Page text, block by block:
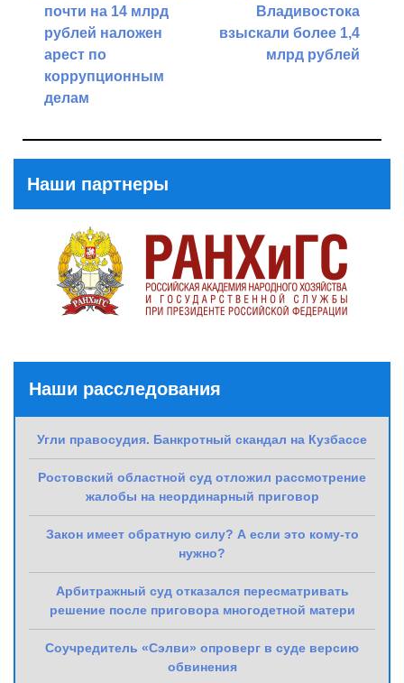
записям
почти на 14 млрд
рублей наложен
арест по
коррупционным
делам
Владивостока
взыскали более 1,4
млрд рублей
Наши партнеры
Наши расследования
Угли правосудия. Банкротный скандал на Кузбассе
Ростовский областной суд отложил рассмотрение
жалобы на неординарный приговор
Закон имеет обратную силу? А если это кому-то
нужно?
Арбитражный суд отказался пересматривать
решение после приговора многодетной матери
Соучредитель «Сэлви» опроверг в суде версию
обвинения